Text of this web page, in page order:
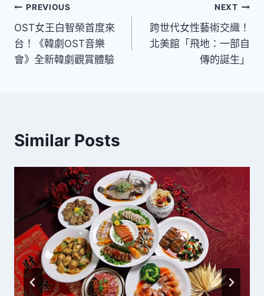
文
章
導
PREVIOUS
OST女王白智榮首度來
台！《韓劇OST音樂
會》全新韓劇觀賞體驗
NEXT
跨世代女性藝術交織！
北美館「飛地：一部自
傳的誕生」
Similar Posts